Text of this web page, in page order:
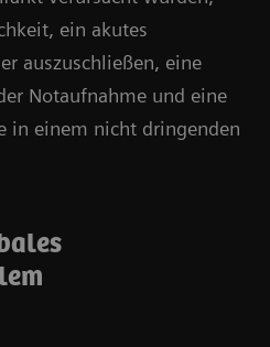
ein akutes
auszuschließen, eine
Notaufnahme und eine
in einem nicht dringenden